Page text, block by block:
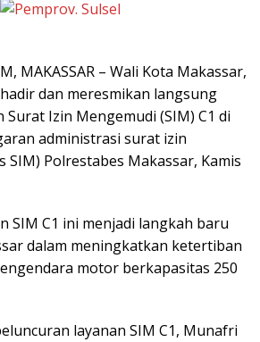
MAKASSAR – Wali Kota Makassar,
dan meresmikan langsung
Izin Mengemudi (SIM) C1 di
administrasi surat izin
SIM) Polrestabes Makassar, Kamis
SIM C1 ini menjadi langkah baru
dalam meningkatkan ketertiban
motor berkapasitas 250
layanan SIM C1, Munafri